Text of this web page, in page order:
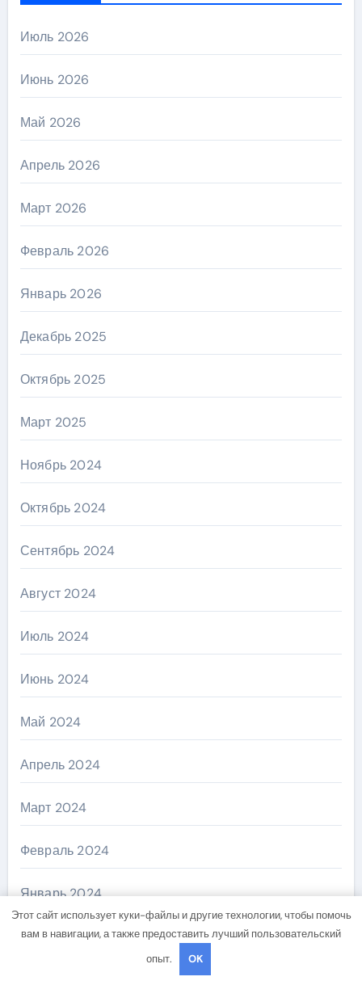
Июль 2026
Июнь 2026
Май 2026
Апрель 2026
Март 2026
Февраль 2026
Январь 2026
Декабрь 2025
Октябрь 2025
Март 2025
Ноябрь 2024
Октябрь 2024
Сентябрь 2024
Август 2024
Июль 2024
Июнь 2024
Май 2024
Апрель 2024
Март 2024
Февраль 2024
Январь 2024
Декабрь 2023
Этот сайт использует куки-файлы и другие технологии, чтобы помочь
вам в навигации, а также предоставить лучший пользовательский
опыт.
OK